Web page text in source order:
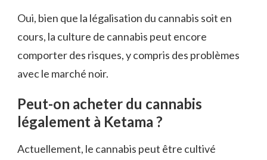
Oui, bien que la légalisation du cannabis soit en
cours, la culture de cannabis peut encore
comporter des risques, y compris des problèmes
avec le marché noir.
Peut-on acheter du cannabis
légalement à Ketama ?
Actuellement, le cannabis peut être cultivé